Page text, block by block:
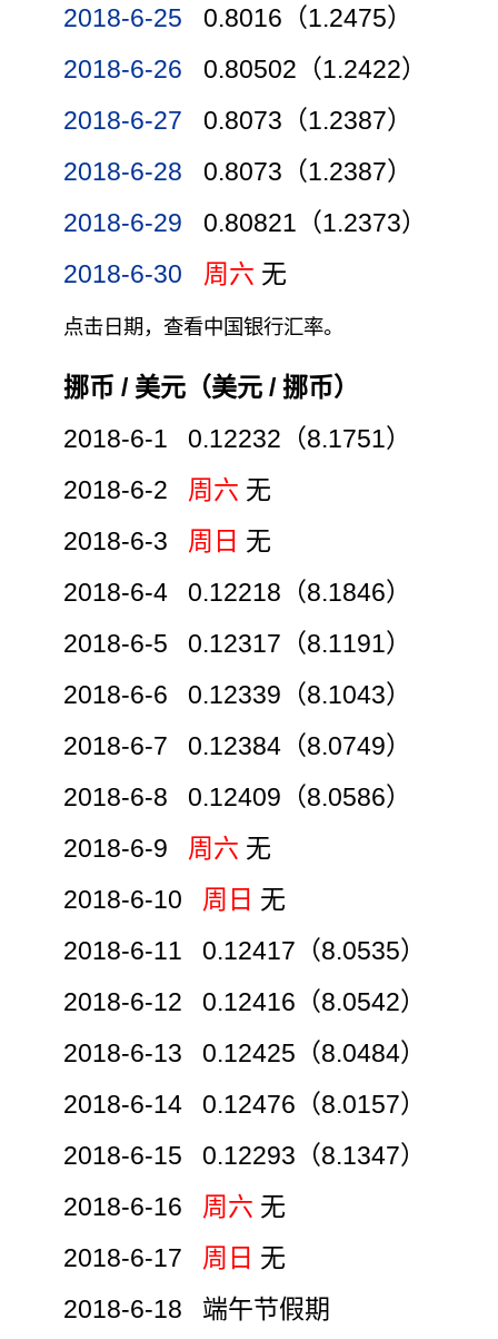
2018-6-25
0.8016（1.2475）
2018-6-26
0.80502（1.2422）
2018-6-27
0.8073（1.2387）
2018-6-28
0.8073（1.2387）
2018-6-29
0.80821（1.2373）
2018-6-30
周六 无
点击日期，查看中国银行汇率。
挪币 / 美元（美元 / 挪币）
2018-6-1 0.12232（8.1751）
2018-6-2 周六 无
2018-6-3 周日 无
2018-6-4 0.12218（8.1846）
2018-6-5 0.12317（8.1191）
2018-6-6 0.12339（8.1043）
2018-6-7 0.12384（8.0749）
2018-6-8 0.12409（8.0586）
2018-6-9 周六 无
2018-6-10 周日 无
2018-6-11 0.12417（8.0535）
2018-6-12 0.12416（8.0542）
2018-6-13 0.12425（8.0484）
2018-6-14 0.12476（8.0157）
2018-6-15 0.12293（8.1347）
2018-6-16 周六 无
2018-6-17 周日 无
2018-6-18 端午节假期